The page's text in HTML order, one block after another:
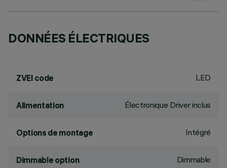
DONNÉES ÉLECTRIQUES
ZVEI code LED
Alimentation Électronique Driver inclus
Options de montage Intégré
Dimmable option Dimmable